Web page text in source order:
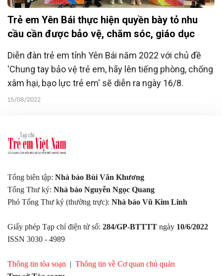
Trẻ em Yên Bái thực hiện quyền bày tỏ nhu
cầu cần được bảo vệ, chăm sóc, giáo dục
Diễn đàn trẻ em tỉnh Yên Bái năm 2022 với chủ đề
'Chung tay bảo vệ trẻ em, hãy lên tiếng phòng, chống
xâm hại, bạo lực trẻ em' sẽ diễn ra ngày 16/8.
15/08/2022
Tổng biên tập: Nhà báo Bùi Văn Khương
Tổng Thư ký: Nhà báo Nguyễn Ngọc Quang
Phó Tổng Thư ký (thường trực): Nhà báo Vũ Kim Linh
Giấy phép Tạp chí điện tử số: 284/GP-BTTTT ngày 10/6/2022
ISSN 3030 - 4989
Thông tin tòa soạn | Thông tin về Cơ quan chủ quản